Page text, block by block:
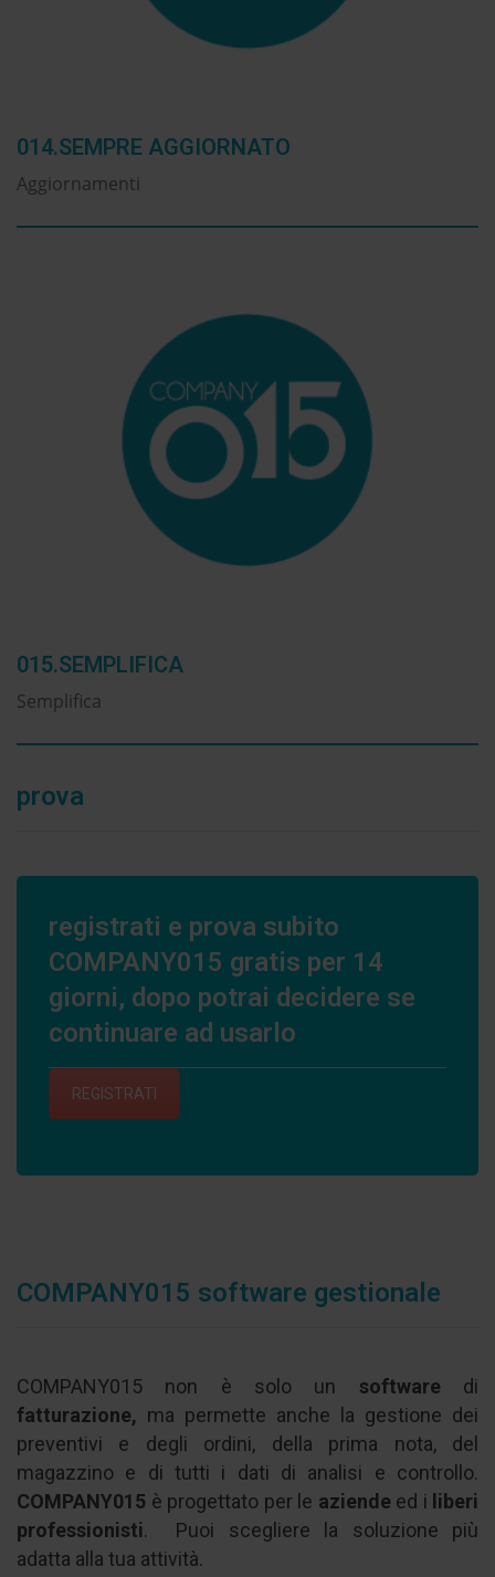
014.SEMPRE AGGIORNATO
Aggiornamenti
015.SEMPLIFICA
Semplifica
prova
registrati e prova subito
COMPANY015 gratis per 14
giorni, dopo potrai decidere se
continuare ad usarlo
REGISTRATI
COMPANY015 software gestionale
COMPANY015 non è solo un softwaredi
fatturazione, ma permette anche la gestione dei
preventivi e degli ordini, della prima nota, del
magazzino e di tutti i dati di analisi e controllo.
COMPANY015 è progettato per le aziendeed i liberi
professionisti. Puoi scegliere la soluzione più
adatta alla tua attività.